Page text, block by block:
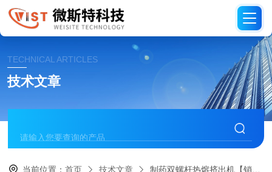
TECHNICAL ARTICLES
技术文章
当前位置：首页 技术文章 制药双螺杆热熔挤出机【销往杭州、上海、北京、苏州等地-百科】